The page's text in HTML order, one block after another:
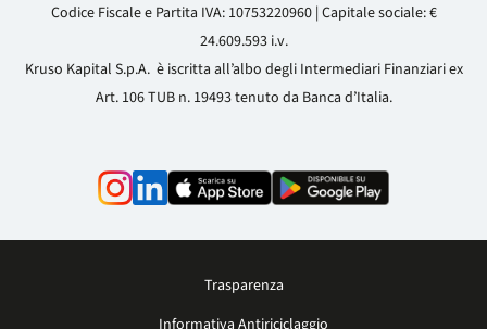
Codice Fiscale e Partita IVA: 10753220960 | Capitale sociale: €
24.609.593 i.v.
Kruso Kapital S.p.A. è iscritta all’albo degli Intermediari Finanziari ex
Art. 106 TUB n. 19493 tenuto da Banca d’Italia.
Trasparenza
Informativa Antiriciclaggio